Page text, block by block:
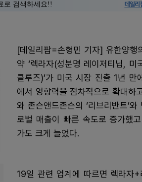
로 검색하세요!! 데일리
[데일리팜=손형민 기자] 유한양행
약 ‘렉라자(성분명 레이저티닙, 미
클루즈)’가 미국 시장 진출 1년 만
에서 영향력을 점차적으로 확대하
와 존슨앤드존슨의 ‘리브리반트’
로벌 매출이 빠른 속도로 증가했
가도 크게 늘었다.
19일 관련 업계에 따르면 렉라자+